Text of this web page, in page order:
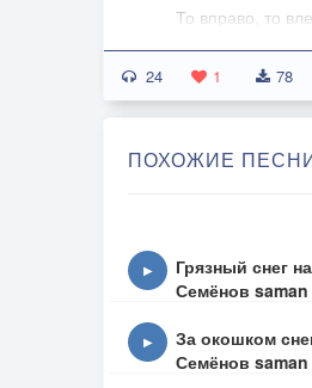
То вправо, то
То вправо, то
Между луж
Финиш далёко,
То вправо, то
24 1 78
ПОХОЖИЕ
▶
Грязный снег
Семёнов saman
▶
За окошком
Семёнов saman